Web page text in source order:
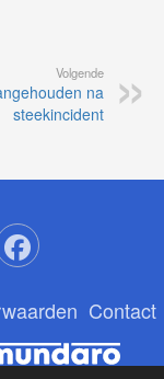
Volgende
na
steekincident
Contact